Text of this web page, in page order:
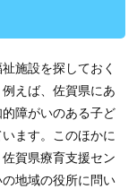
施設を探しておく
えば、佐賀県にあ
障がいのある子ど
ます。このほかに
賀県療育支援セン
地域の役所に問い